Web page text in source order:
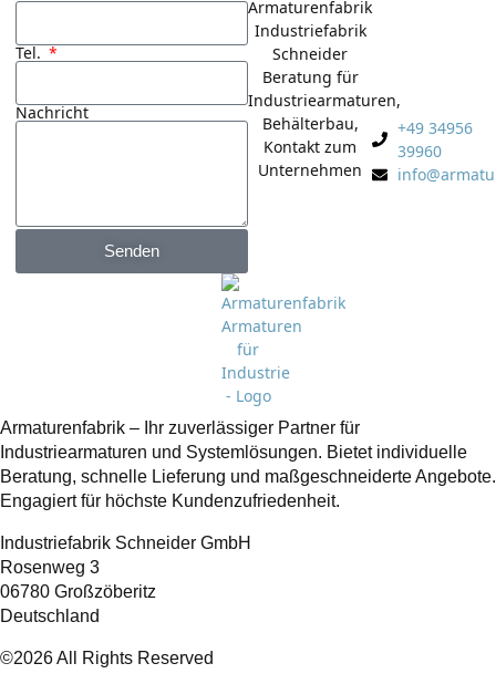
Tel.
Nachricht
Senden
+49 34956
39960
Armaturenfabrik – Ihr zuverlässiger Partner für
Industriearmaturen und Systemlösungen. Bietet individuelle
Beratung, schnelle Lieferung und maßgeschneiderte Angebote.
Engagiert für höchste Kundenzufriedenheit.
Industriefabrik Schneider GmbH
Rosenweg 3
06780 Großzöberitz
Deutschland
©2026 All Rights Reserved